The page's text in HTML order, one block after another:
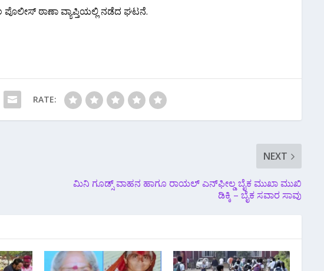
ಪೊಲೀಸ್ ಠಾಣಾ ವ್ಯಾಪ್ತಿಯಲ್ಲಿ ನಡೆದ ಘಟನೆ.
RATE:
NEXT
ಮಿನಿ ಗೂಡ್ಸ್ ವಾಹನ ಹಾಗೂ ರಾಯಲ್ ಎನ್‌ಫೀಲ್ಡ ಬೈಕ ಮುಖಾ ಮುಖಿ
ಡಿಕ್ಕಿ – ಬೈಕ ಸವಾರ ಸಾವು